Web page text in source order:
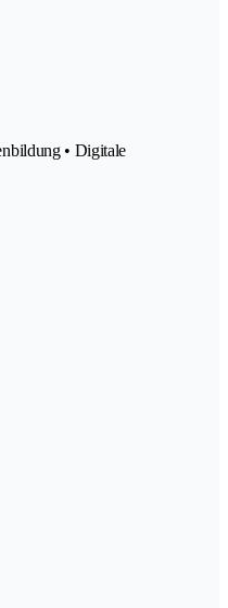
• Digitale